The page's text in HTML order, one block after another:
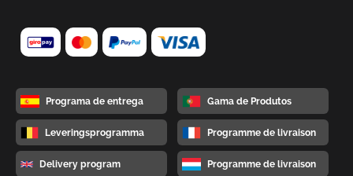
Programa de entrega Gama de Produtos
Leveringsprogramma Programme de livraison
Delivery program Programme de livraison